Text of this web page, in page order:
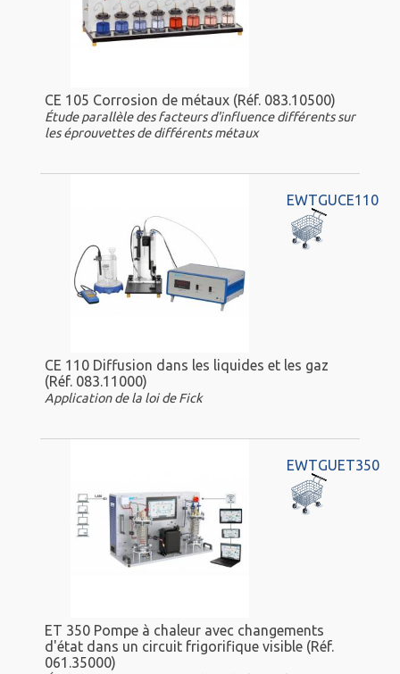
CE 105 Corrosion de métaux (Réf. 083.10500)
Étude parallèle des facteurs d'influence différents sur
les éprouvettes de différents métaux
EWTGUCE110
CE 110 Diffusion dans les liquides et les gaz
(Réf. 083.11000)
Application de la loi de Fick
EWTGUET350
ET 350 Pompe à chaleur avec changements
d'état dans un circuit frigorifique visible (Réf.
061.35000)